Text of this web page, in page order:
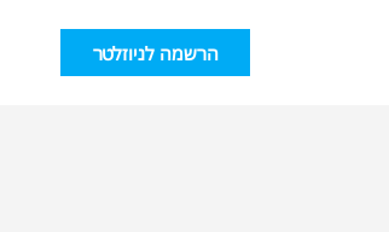
הרשמה לניוזלטר